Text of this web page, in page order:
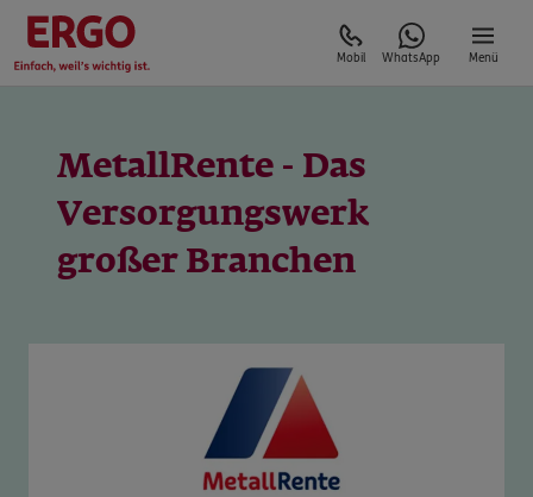
Mobil WhatsApp Menü
MetallRente - Das
Versorgungswerk
großer Branchen